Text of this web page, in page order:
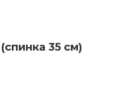
35 см)